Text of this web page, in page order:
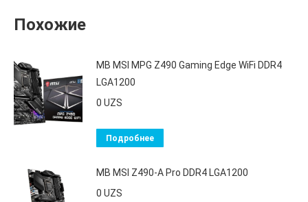
Похожие
MB MSI MPG Z490 Gaming Edge WiFi DDR4
LGA1200
0 UZS
Подробнее
MB MSI Z490-A Pro DDR4 LGA1200
0 UZS